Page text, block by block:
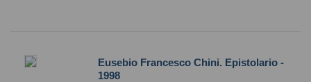
Eusebio Francesco Chini. Epistolario -
1998